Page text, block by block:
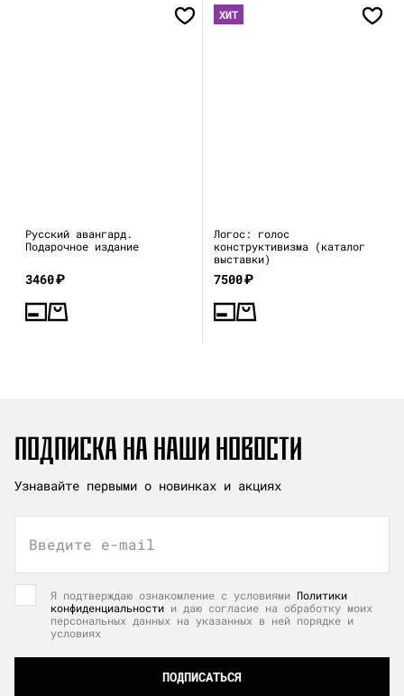
Русский авангард.
Подарочное издание
3460₽
ХИТ
Логос: голос
конструктивизма (каталог
выставки)
7500₽
ПОДПИСКА НА НАШИ НОВОСТИ
Узнавайте первыми о новинках и акциях
Введите e-mail
Я подтверждаю ознакомление с условиями Политики
конфиденциальности и даю согласие на обработку моих
персональных данных на указанных в ней порядке и
условиях
ПОДПИСАТЬСЯ